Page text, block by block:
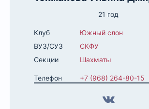
21 год
Клуб
Южный слон
ВУЗ/СУЗ
СКФУ
Секции
Шахматы
Телефон +7 (968) 264-80-15